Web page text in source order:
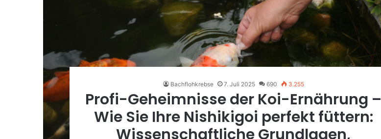
Bachflohkrebse 7. Juli 2025 690 3.255
Profi-Geheimnisse der Koi-Ernährung –
Wie Sie Ihre Nishikigoi perfekt füttern:
Wissenschaftliche Grundlagen,